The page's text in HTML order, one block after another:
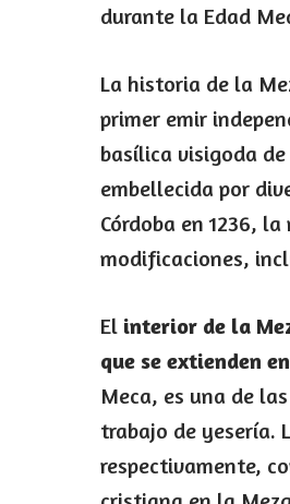
durante la Edad
La historia de la
primer emir
basílica visigoda
embellecida por
Córdoba en 1236,
modificaciones,
El interior de la
que se extienden
Meca, es una de
trabajo de yesería.
respectivamente,